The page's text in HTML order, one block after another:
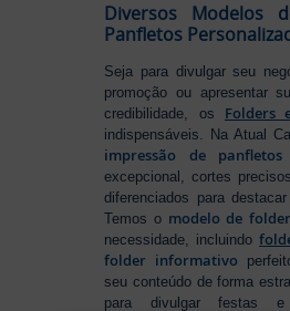
Diversos Modelos
Panfletos
Seja para divulgar seu
promoção ou apresentar
credibilidade, os Folders
indispensáveis. Na Atual
impressão de panfletos
excepcional, cortes
diferenciados para
Temos o modelo de folder
necessidade, incluindo
folder informativo
seu conteúdo de forma
para divulgar festas